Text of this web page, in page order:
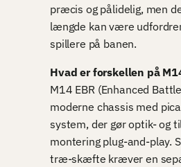
præcis og pålidelig, men
længde kan være
spillere på banen.
Hvad er forskellen på
M14 EBR (Enhanced
moderne chassis med
system, der gør optik- og
montering plug-and-play.
træ-skæfte kræver en